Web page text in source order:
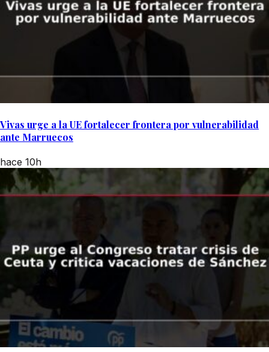
Vivas urge a la UE fortalecer frontera por vulnerabilidad
ante Marruecos
hace 10h